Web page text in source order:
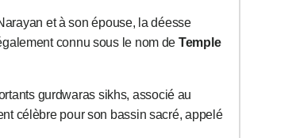
et à son épouse, la déesse
connu sous le nom de Temple
gurdwaras sikhs, associé au
célèbre pour son bassin sacré, appelé